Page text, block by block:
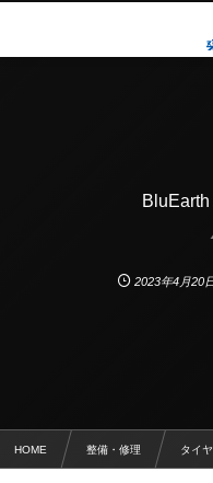
2023年4月20
HOME 整備・修理 タイ